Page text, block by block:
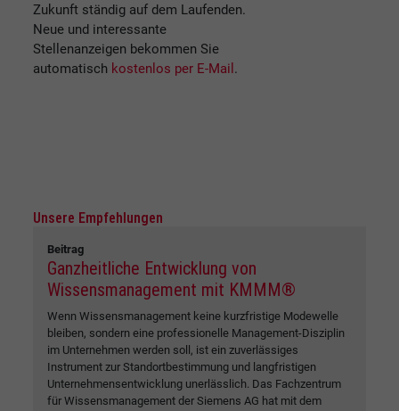
Zukunft ständig auf dem Laufenden.
Neue und interessante
Stellenanzeigen bekommen Sie
automatisch kostenlos per E-Mail .
Unsere Empfehlungen
Beitrag
Ganzheitliche Entwicklung von
Wissensmanagement mit KMMM®
Wenn Wissensmanagement keine kurzfristige Modewelle
bleiben, sondern eine professionelle Management-Disziplin
im Unternehmen werden soll, ist ein zuverlässiges
Instrument zur Standortbestimmung und langfristigen
Unternehmensentwicklung unerlässlich. Das Fachzentrum
für Wissensmanagement der Siemens AG hat mit dem